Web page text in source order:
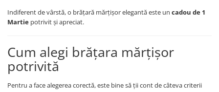
Indiferent de vârstă, o brățară mărțișor elegantă este un cadou de 1
Martie potrivit și apreciat.
Cum alegi brățara mărțișor
potrivită
Pentru a face alegerea corectă, este bine să ții cont de câteva criterii